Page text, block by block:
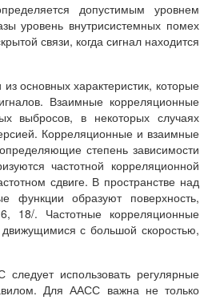
допустимым уровнем
уровень внутрисистемных помех
связи, когда сигнал находится
основных характеристик, которые
Взаимные корреляционные
выбросов, в некоторых случаях
Корреляционные и взаимные
степень зависимости
частотной корреляционной
сдвиге. В пространстве над
функции образуют поверхность,
18/. Частотные корреляционные
с большой скоростью,
использовать регулярные
Для ААСС важна не только